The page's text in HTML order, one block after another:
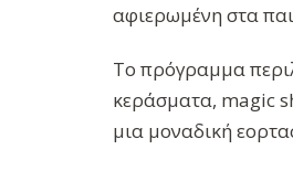
αφιερωμένη στα
Το πρόγραμμα
κεράσματα, magic
μια μοναδική